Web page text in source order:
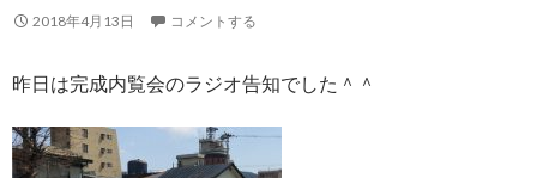
2018年4月13日 コメントする
昨日は完成内覧会のラジオ告知でした＾＾